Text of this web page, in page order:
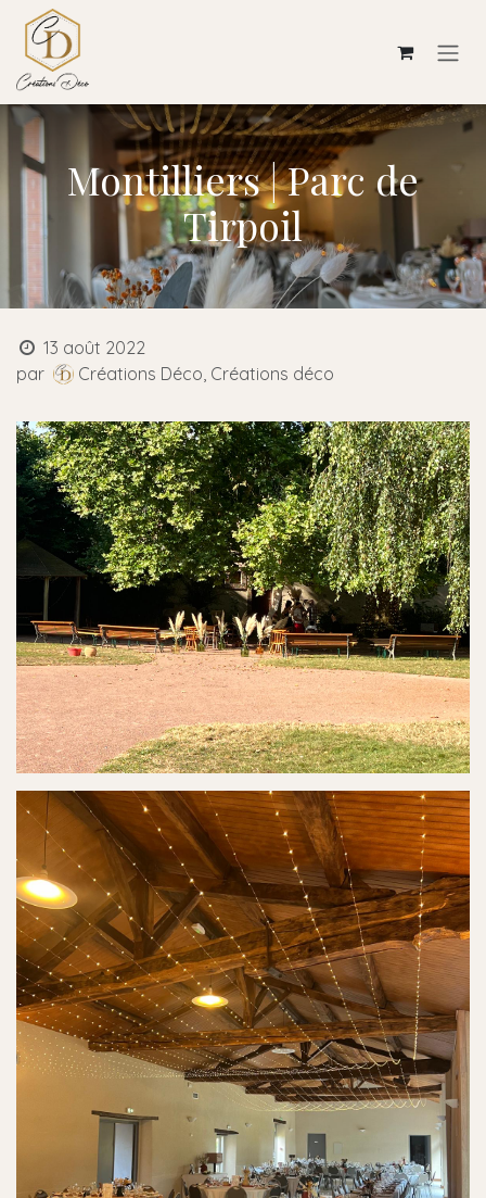
Se rendre au contenu
Montilliers | Parc de
Tirpoil
13 août 2022
par
Créations Déco, Créations déco